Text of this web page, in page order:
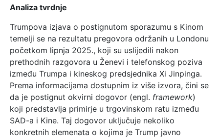
Analiza tvrdnje
Trumpova izjava o postignutom sporazumu s Kinom
temelji se na rezultatu pregovora održanih u Londonu
početkom lipnja 2025., koji su uslijedili nakon
prethodnih razgovora u Ženevi i telefonskog poziva
između Trumpa i kineskog predsjednika Xi Jinpinga.
Prema informacijama dostupnim iz više izvora, čini se
da je postignut okvirni dogovor (engl. framework)
koji predstavlja primirje u trgovinskom ratu između
SAD-a i Kine. Taj dogovor uključuje nekoliko
konkretnih elemenata o kojima je Trump javno